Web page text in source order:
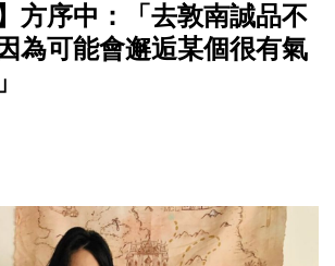
方序中：「去敦南誠品不
為可能會邂逅某個很有氣